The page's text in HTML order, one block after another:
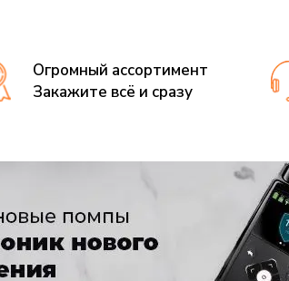
Огромный ассортимент
Закажите всё и сразу